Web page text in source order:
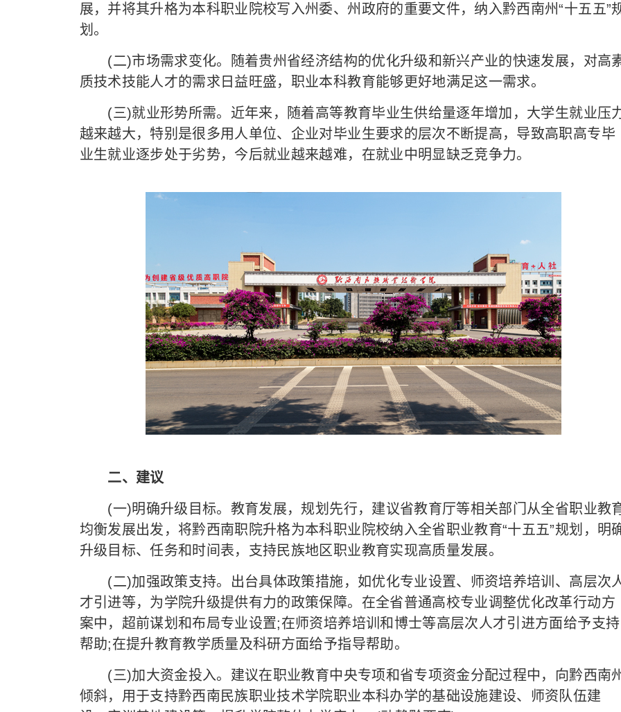
展，并将其升格为本科职业院校写入州委、州政府的重要文件，纳入黔西南州“十五五”
划。
(二)市场需求变化。随着贵州省经济结构的优化升级和新兴产业的快速发展，对高
质技术技能人才的需求日益旺盛，职业本科教育能够更好地满足这一需求。
(三)就业形势所需。近年来，随着高等教育毕业生供给量逐年增加，大学生就业压
越来越大，特别是很多用人单位、企业对毕业生要求的层次不断提高，导致高职高专毕
业生就业逐步处于劣势，今后就业越来越难，在就业中明显缺乏竞争力。
二、建议
(一)明确升级目标。教育发展，规划先行，建议省教育厅等相关部门从全省职业教
均衡发展出发，将黔西南职院升格为本科职业院校纳入全省职业教育“十五五”规划，明
升级目标、任务和时间表，支持民族地区职业教育实现高质量发展。
(二)加强政策支持。出台具体政策措施，如优化专业设置、师资培养培训、高层次
才引进等，为学院升级提供有力的政策保障。在全省普通高校专业调整优化改革行动方
案中，超前谋划和布局专业设置;在师资培养培训和博士等高层次人才引进方面给予支持
帮助;在提升教育教学质量及科研方面给予指导帮助。
(三)加大资金投入。建议在职业教育中央专项和省专项资金分配过程中，向黔西南
倾斜，用于支持黔西南民族职业技术学院职业本科办学的基础设施建设、师资队伍建